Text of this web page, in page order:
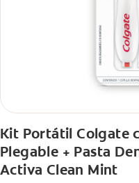
Kit Portátil Colgate
Plegable + Pasta
Activa Clean Mint